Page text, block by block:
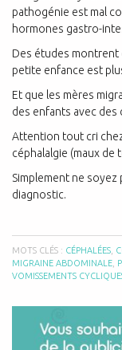
pathogénie est mal
hormones gastro-
Des études montrent
petite enfance est
Et que les mères
des enfants avec des
Attention tout cri
céphalalgie (maux de
Simplement ne
diagnostic.
MOTS CLÉS : CÉPHALÉES
MIGRAINE ABDOMINALE
VOMISSEMENTS